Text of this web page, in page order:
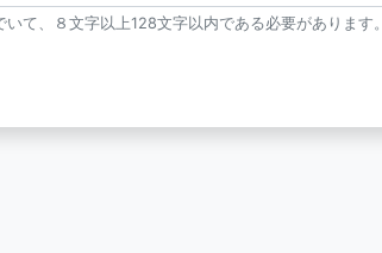
て、８文字以上128文字以内である必要があります。